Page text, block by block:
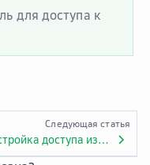
для доступа к
Следующая статья
Настройка доступа из локальной сети (NO DNAT)